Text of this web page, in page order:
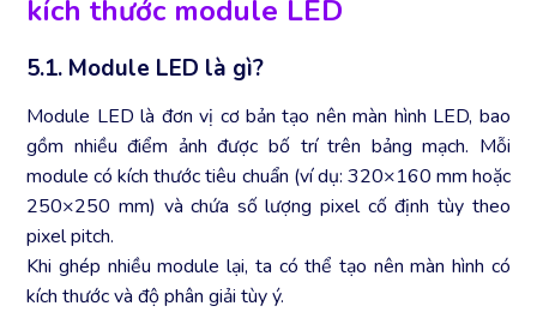
kích thước module LED
5.1. Module LED là gì?
Module LED là đơn vị cơ bản tạo nên màn hình LED, bao
gồm nhiều điểm ảnh được bố trí trên bảng mạch. Mỗi
module có kích thước tiêu chuẩn (ví dụ: 320×160 mm hoặc
250×250 mm) và chứa số lượng pixel cố định tùy theo
pixel pitch.
Khi ghép nhiều module lại, ta có thể tạo nên màn hình có
kích thước và độ phân giải tùy ý.